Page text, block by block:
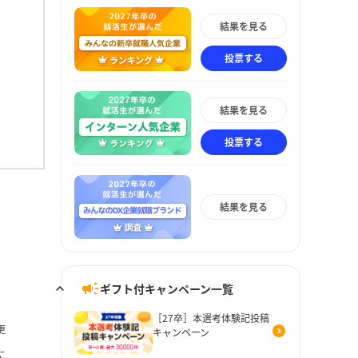
結果を見る
投票する
結果を見る
投票する
結果を見る
ギフト付キャンペーン一覧
［27卒］本選考体験記投稿
キャンペーン